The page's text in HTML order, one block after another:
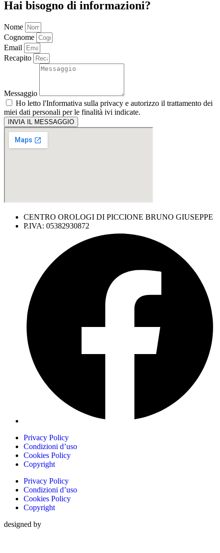
Hai bisogno di informazioni?
Nome
Cognome
Email
Recapito
Messaggio
Ho letto l'Informativa sulla privacy e autorizzo il trattamento dei
miei dati personali per le finalità ivi indicate.
INVIA IL MESSAGGIO
CENTRO OROLOGI DI PICCIONE BRUNO GIUSEPPE
P.IVA: 05382930872
Privacy Policy
Condizioni d’uso
Cookies Policy
Copyright
Privacy Policy
Condizioni d’uso
Cookies Policy
Copyright
designed by